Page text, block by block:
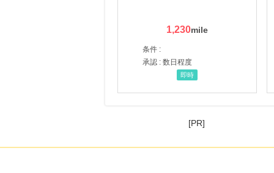
1,230
条件 :
承認 : 数日程度
即時
[PR]